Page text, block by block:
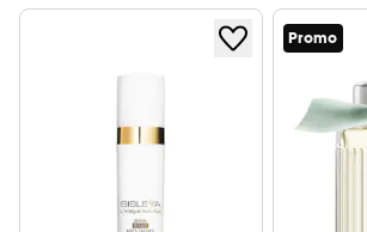
Promo